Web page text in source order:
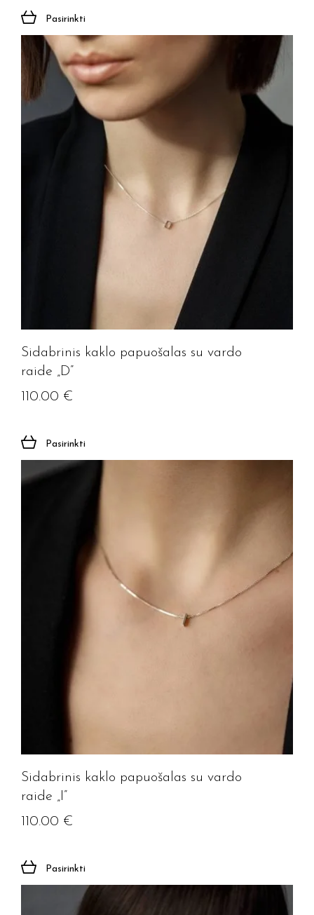
Pasirinkti
Sidabrinis kaklo papuošalas su vardo
raide „D”
110.00 €
Pasirinkti
Sidabrinis kaklo papuošalas su vardo
raide „I”
110.00 €
Pasirinkti